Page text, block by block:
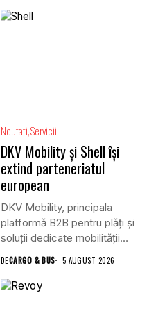
Noutati Servicii
DKV Mobility și Shell își
extind parteneriatul
european
DKV Mobility, principala
platformă B2B pentru plăți și
soluții dedicate mobilității
DECARGO & BUS 5 AUGUST 2026